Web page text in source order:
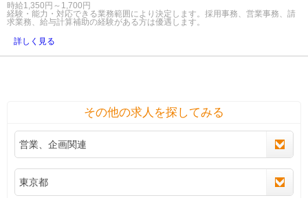
時給1,350円～1,700円
経験・能力・対応できる業務範囲により決定します。採用事務、営業事務、請
求業務、給与計算補助の経験がある方は優遇します。
詳しく見る
その他の求人を探してみる